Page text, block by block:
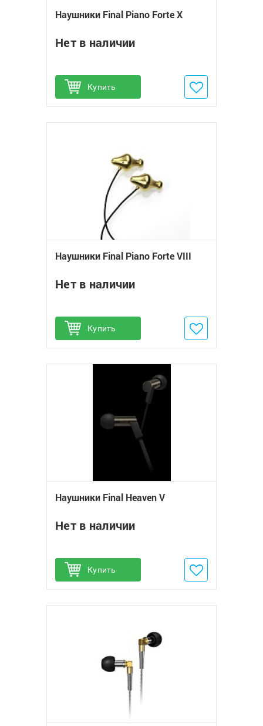
Наушники Final Piano Forte X
Нет в наличии
Купить
Добавить в избранное
Наушники Final Piano Forte VIII
Нет в наличии
Купить
Добавить в избранное
Наушники Final Heaven V
Нет в наличии
Купить
Добавить в избранное